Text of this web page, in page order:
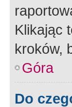
Klikając
kroków,
Góra
Do